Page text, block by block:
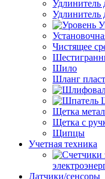
Удлинитель
Удлинитель
Чистящее
Шило
Шланг
Щетка
Щетка с
Щипцы
Учетная техника
Датчики/сенсоры